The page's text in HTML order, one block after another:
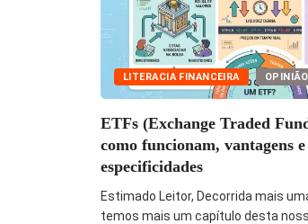
LITERACIA FINANCEIRA OPINIÃO
ETFs (Exchange Traded
como funcionam, vantagens
especificidades
Estimado Leitor, Decorrida mais
temos mais um capítulo desta